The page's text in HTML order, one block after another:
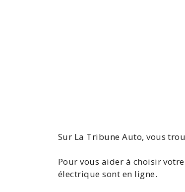
Sur La Tribune Auto, vous
Pour vous aider à choisir
électrique sont en ligne.